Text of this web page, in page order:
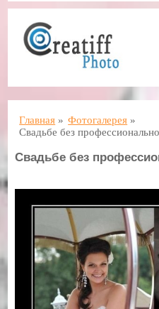
Главная » Фотогалерея »
Свадьбе без
Свадьбе без